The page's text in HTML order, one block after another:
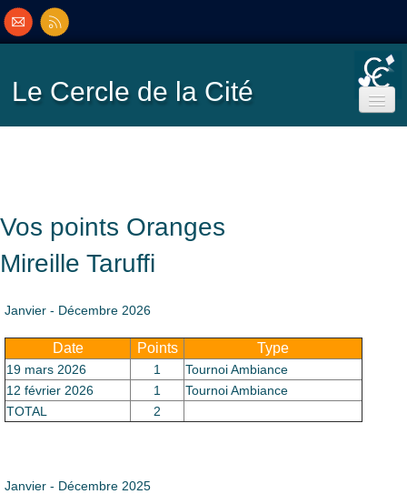
Le Cercle de la Cité
Inscriptions/Programme
Classement ▼
Le Club
Vos points Oranges
Mireille Taruffi
Janvier - Décembre 2026
Date Points Type
19 mars 2026 1
Tournoi Ambiance
12 février 2026
1
Tournoi Ambiance
TOTAL
2
Janvier - Décembre 2025